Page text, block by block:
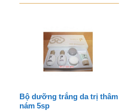
Bộ dưỡng trắng da trị thâm
nám 5sp